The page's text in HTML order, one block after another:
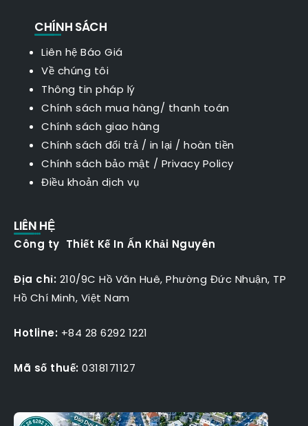
CHÍNH SÁCH
Liên hệ Báo Giá
Về chúng tôi
Thông tin pháp lý
Chính sách mua hàng/ thanh toán
Chính sách giao hàng
Chính sách đổi trả / in lại / hoàn tiền
Chính sách bảo mật / Privacy Policy
Điều khoản dịch vụ
LIÊN HỆ
Công ty Thiết Kế In Ấn Khải Nguyên
Địa chỉ: 210/9C Hồ Văn Huê, Phường Đức Nhuận, TP
Hồ Chí Minh, Việt Nam
Hotline: +84 28 6292 1221
Mã số thuế: 0318171127